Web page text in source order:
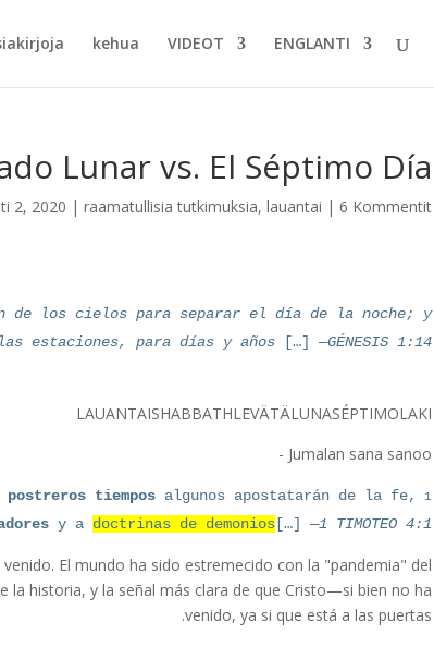
ENGLANTI
VIDEOT
kehua
Lunar vs. El Séptimo Día
2, 2020 |raamatullisia tutkimuksia,lauantai |6 Kommentit
de los cielos para separar el día de la noche; y
estaciones, para días y años […]—GÉNESIS 1:14
LAUANTAISHABBATHLEVÄTÄLUNASÉPTIMOLAKI
Jumalan sana sanoo -
postreros tiempos algunos apostatarán de la fe,
y a doctrinas de demonios […] —1 TIMOTEO 4:1
El mundo ha sido estremecido con la "pandemia" del
la historia, y la señal más clara de que Cristo—si bien no ha
venido, ya si que está a las puertas.